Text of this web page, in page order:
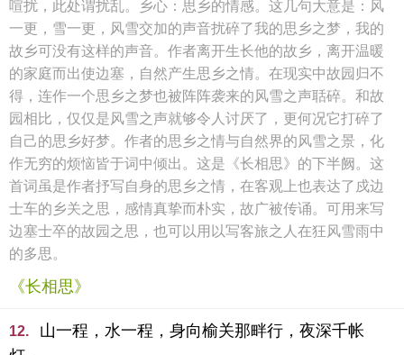
喧扰，此处谓扰乱。乡心：思乡的情感。这几句大意是：风
一更，雪一更，风雪交加的声音扰碎了我的思乡之梦，我的
故乡可没有这样的声音。作者离开生长他的故乡，离开温暖
的家庭而出使边塞，自然产生思乡之情。在现实中故园归不
得，连作一个思乡之梦也被阵阵袭来的风雪之声聒碎。和故
园相比，仅仅是风雪之声就够令人讨厌了，更何况它打碎了
自己的思乡好梦。作者的思乡之情与自然界的风雪之景，化
作无穷的烦恼皆于词中倾出。这是《长相思》的下半阙。这
首词虽是作者抒写自身的思乡之情，在客观上也表达了戍边
士车的乡关之思，感情真挚而朴实，故广被传诵。可用来写
边塞士卒的故园之思，也可以用以写客旅之人在狂风雪雨中
的多思。
《长相思》
12.
山一程，水一程，身向榆关那畔行，夜深千帐